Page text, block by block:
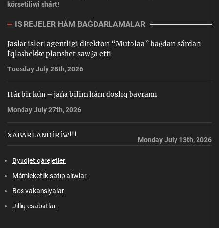
kórsetiliwi shárt!
IS REJELER HÁM BAǴDARLAMALAR
Jaslar isleri agentligi direktorı “Mutolaa” baǵdarı sárdarı
Íqlasbekke planshet sawǵa etti
Tuesday July 28th, 2026
Hár bir kún – jańa bilim hám doslıq bayramı
Monday July 27th, 2026
XABARLANDÍRÍW!!!
Monday July 13th, 2026
Byudjet qárejetleri
Mámleketlik satıp alıwlar
Bos vakansiyalar
Jıllıq esabatlar